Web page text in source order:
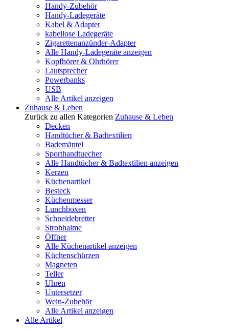
Handy-Zubehör
Handy-Ladegeräte
Kabel & Adapter
kabellose Ladegeräte
Zigarettenanzünder-Adapter
Alle Handy-Ladegeräte anzeigen
Kopfhörer & Ohrhörer
Lautsprecher
Powerbanks
USB
Alle Artikel anzeigen
Zuhause & Leben
Zurück zu allen Kategorien Zuhause & Leben
Decken
Handtücher & Badtextilien
Bademäntel
Sporthandtuecher
Alle Handtücher & Badtextilien anzeigen
Kerzen
Küchenartikel
Besteck
Küchenmesser
Lunchboxen
Schneidebretter
Strohhalme
Öffner
Alle Küchenartikel anzeigen
Küchenschürzen
Magneten
Teller
Uhren
Untersetzer
Wein-Zubehör
Alle Artikel anzeigen
Alle Artikel